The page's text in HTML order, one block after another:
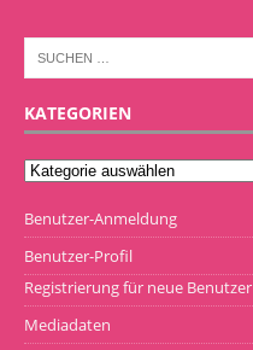
KATEGORIEN
Benutzer-Anmeldung
Benutzer-Profil
Registrierung für neue Benutzer
Mediadaten